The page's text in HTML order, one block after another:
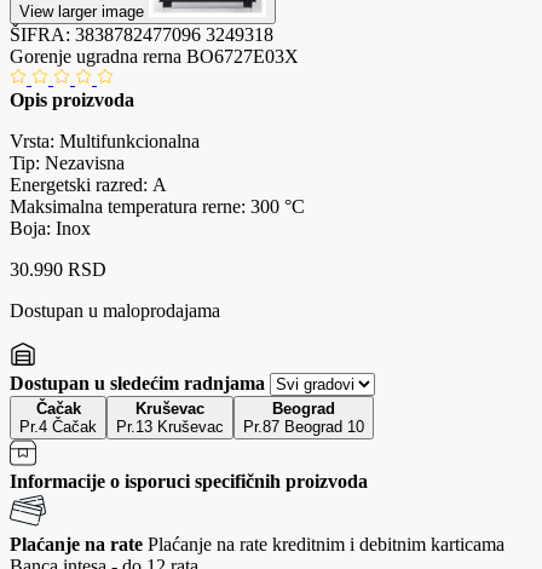
View larger image
ŠIFRA: 3838782477096 3249318
Gorenje ugradna rerna BO6727E03X
Opis proizvoda
Vrsta: Multifunkcionalna
Tip: Nezavisna
Energetski razred: A
Maksimalna temperatura rerne: 300 °C
Boja: Inox
30.990 RSD
Dostupan u maloprodajama
Dostupan u sledećim radnjama
Čačak
Pr.4 Čačak
Kruševac
Pr.13 Kruševac
Beograd
Pr.87 Beograd 10
Informacije o isporuci specifičnih proizvoda
Plaćanje na rate Plaćanje na rate kreditnim i debitnim karticama